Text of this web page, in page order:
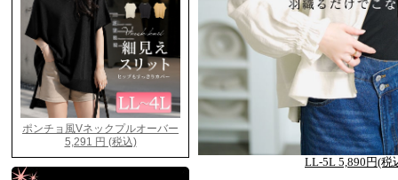
LL-5L 5,890円(税